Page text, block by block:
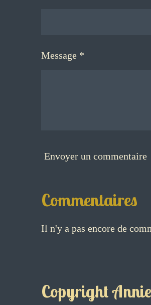
Message *
Envoyer un commentaire
Commentaires
Il n'y a pas encore de
Copyright